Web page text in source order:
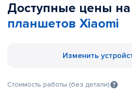
Доступные цены
планшетов Xiaomi
Изменить
Стоимость работы (без детали)